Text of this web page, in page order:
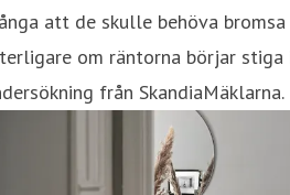
att de skulle behöva
om räntorna börjar stiga
från SkandiaMäklarna.